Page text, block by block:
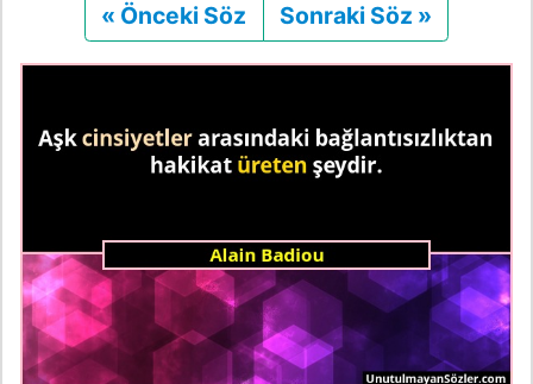
« Önceki Söz Önceki
Sonraki Söz »